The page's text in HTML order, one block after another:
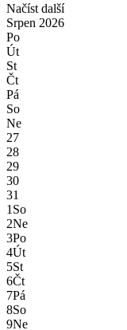
Načíst další
Srpen 2026
Po
Út
St
Čt
Pá
So
Ne
27
28
29
30
31
1 So
2Ne
3Po
4Út
5St
6Čt
7Pá
8So
9Ne